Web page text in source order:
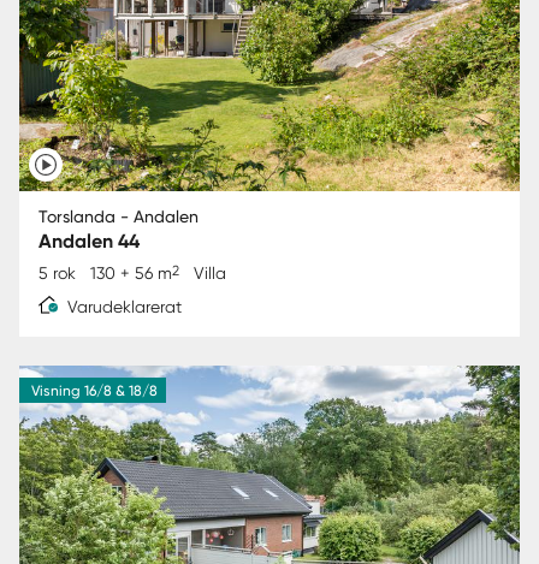
Torslanda - Andalen
Andalen 44
5 rok 130 + 56 m2
Villa
Varudeklarerat
Visning 16/8 & 18/8